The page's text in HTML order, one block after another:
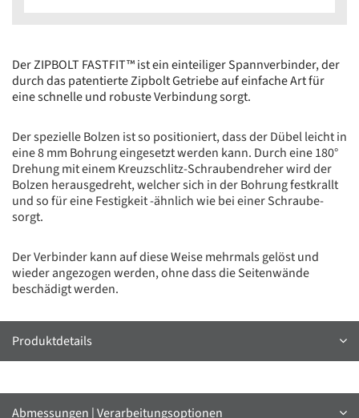
Der ZIPBOLT FASTFIT™ ist ein einteiliger Spannverbinder, der
durch das patentierte Zipbolt Getriebe auf einfache Art für
eine schnelle und robuste Verbindung sorgt.
Der spezielle Bolzen ist so positioniert, dass der Dübel leicht in
eine 8 mm Bohrung eingesetzt werden kann. Durch eine 180°
Drehung mit einem Kreuzschlitz-Schraubendreher wird der
Bolzen herausgedreht, welcher sich in der Bohrung festkrallt
und so für eine Festigkeit -ähnlich wie bei einer Schraube-
sorgt.
Der Verbinder kann auf diese Weise mehrmals gelöst und
wieder angezogen werden, ohne dass die Seitenwände
beschädigt werden.
Produktdetails
Abmessungen | Verarbeitungsoptionen